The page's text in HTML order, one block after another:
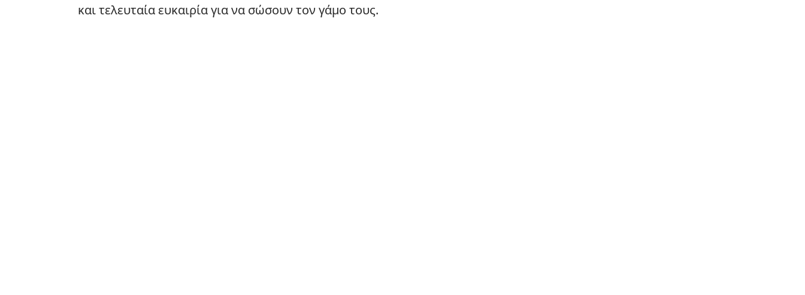
και τελευταία ευκαιρία για να σώσουν τον γάμο τους.